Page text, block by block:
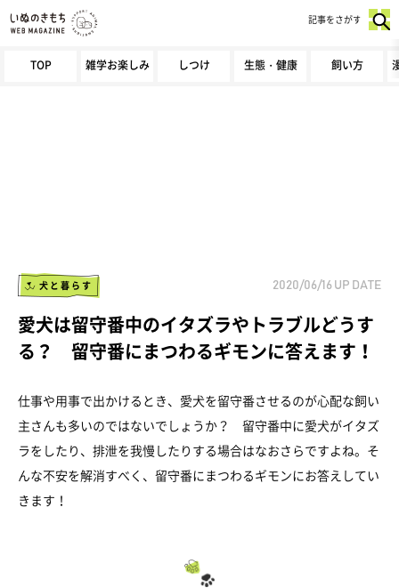
TOP 雑学お楽しみ しつけ 生態・健康 飼い方
記事をさがす
犬と暮らす 2020/06/16 UP DATE
愛犬は留守番中のイタズラやトラブルどうす
る？ 留守番にまつわるギモンに答えます！
仕事や用事で出かけるとき、愛犬を留守番させるのが心配な飼い
主さんも多いのではないでしょうか？ 留守番中に愛犬がイタズ
ラをしたり、排泄を我慢したりする場合はなおさらですよね。そ
んな不安を解消すべく、留守番にまつわるギモンにお答えしてい
きます！